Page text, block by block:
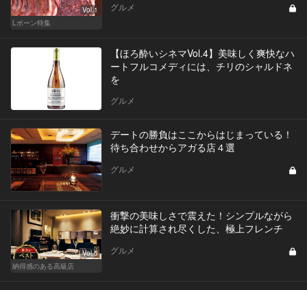
Vol.1
Lボーン特集
グルメ
【ほろ酔いシネマVol.4】美味しく爽快なハ
ートフルコメディには、チリのシャルドネ
を
グルメ
デートの勝負はここからはじまっている！
待ち合わせからアガる店４選
グルメ
Vol.5
納得感のある高級店
衝撃の美味しさで震えた！シンプルながら
絶妙に計算され尽くした、極上フレンチ
グルメ